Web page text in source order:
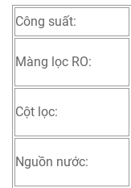
Công suất:
Màng lọc RO:
Cột lọc:
Nguồn nước: